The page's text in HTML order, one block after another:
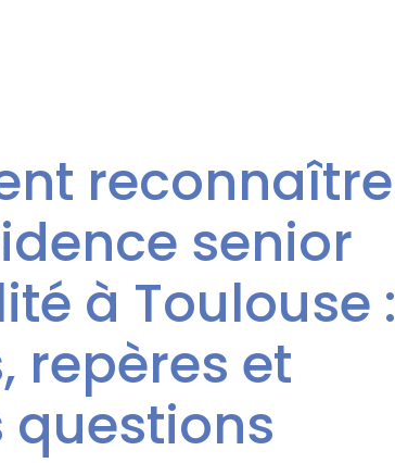
reconnaître
senior
à Toulouse :
repères et
questions